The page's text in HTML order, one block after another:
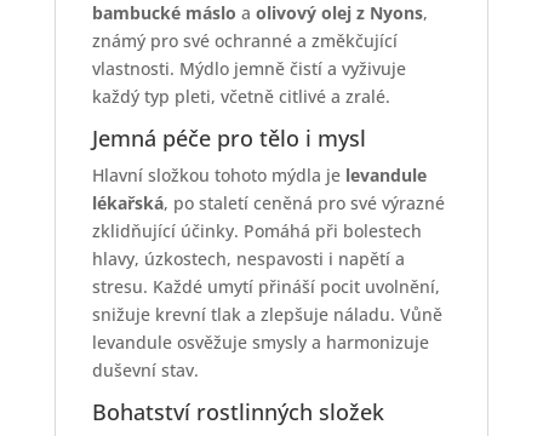
bambucké máslo a olivový olej z Nyons,
známý pro své ochranné a změkčující
vlastnosti. Mýdlo jemně čistí a vyživuje
každý typ pleti, včetně citlivé a zralé.
Jemná péče pro tělo i mysl
Hlavní složkou tohoto mýdla je levandule
lékařská, po staletí ceněná pro své výrazné
zklidňující účinky. Pomáhá při bolestech
hlavy, úzkostech, nespavosti i napětí a
stresu. Každé umytí přináší pocit uvolnění,
snižuje krevní tlak a zlepšuje náladu. Vůně
levandule osvěžuje smysly a harmonizuje
duševní stav.
Bohatství rostlinných složek